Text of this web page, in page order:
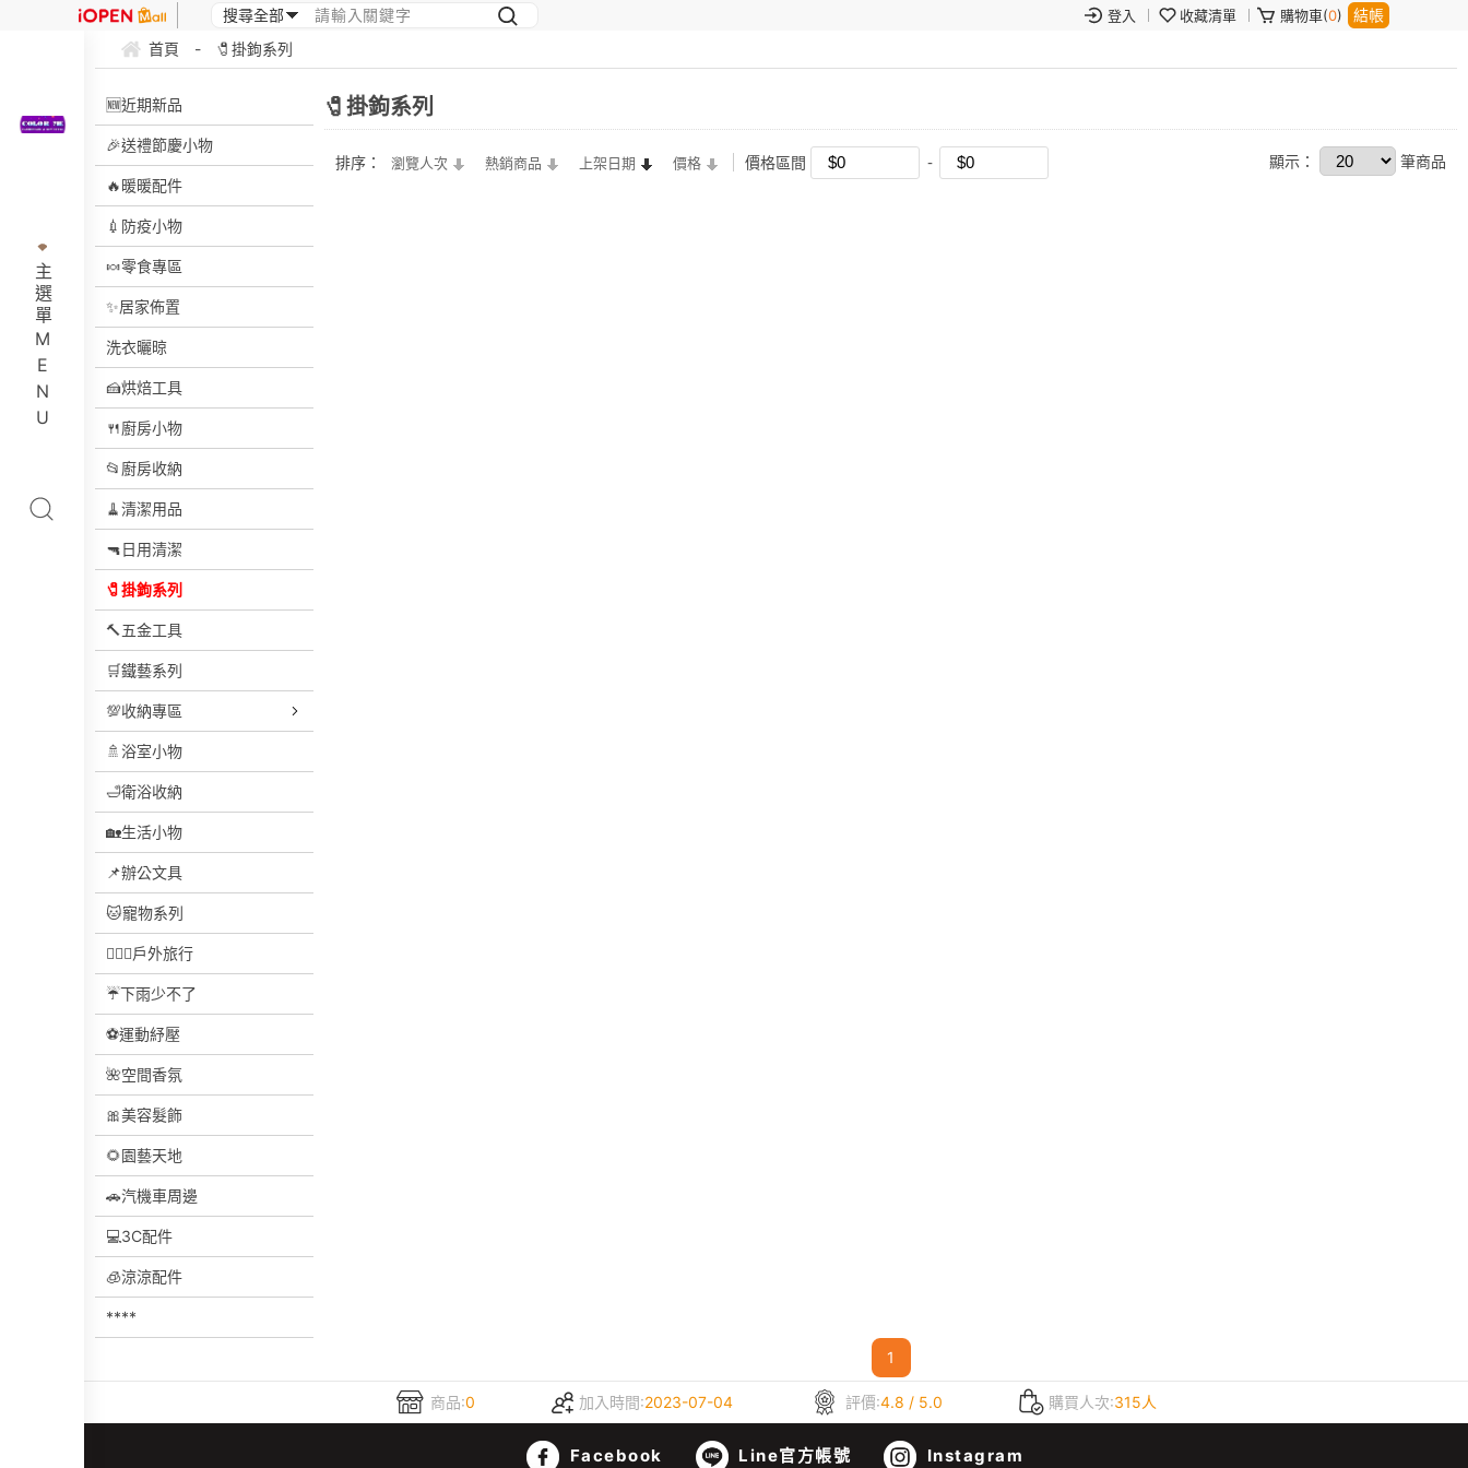
登入 收藏清單 購物車(0) 結帳
主選單MENU
首頁 - 🧷掛鉤系列
🆕近期新品
🎉送禮節慶小物
🔥暖暖配件
💉防疫小物
🍬零食專區
✨居家佈置
洗衣曬晾
🍰烘焙工具
🍴廚房小物
📂廚房收納
🧹清潔用品
🔫日用清潔
🧷掛鉤系列
🔨五金工具
🛒鐵藝系列
💯收納專區
🚿浴室小物
🛁衛浴收納
🏡生活小物
📌辦公文具
🐱寵物系列
🏄🏽‍♂️戶外旅行
☔下雨少不了
⚽運動紓壓
🌺空間香氛
🎀美容髮飾
🌻園藝天地
🚗汽機車周邊
💻3C配件
🧊涼涼配件
****
🧷掛鉤系列
排序： 瀏覽人次 熱銷商品 上架日期 價格 價格區間 顯示： 筆商品
1
商品:0 加入時間:2023-07-04 評價:4.8 / 5.0 購買人次:315人
Facebook Line官方帳號 Instagram